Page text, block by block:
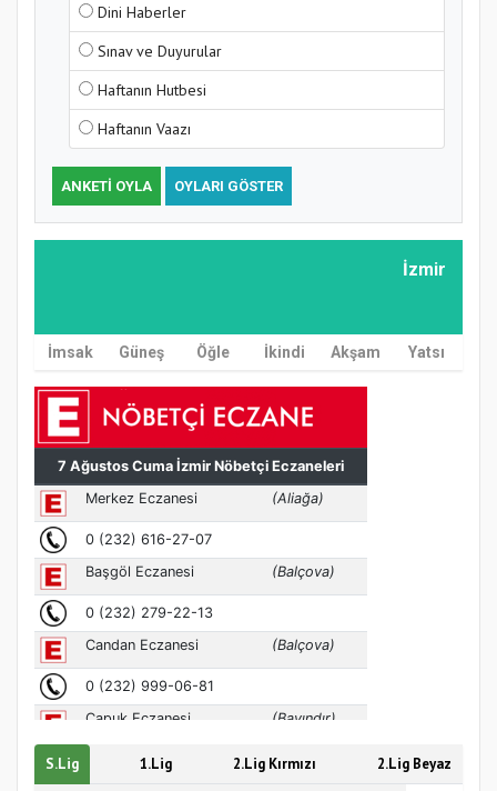
MÜFTÜ ABULSELAM ÖZDERE’YE ZİYARET
Hz. Peygamber ve Gençlik Konferansı
Dini Haberler
Sınav ve Duyurular
Haftanın Hutbesi
Haftanın Vaazı
ANKETI OYLA OYLARI GÖSTER
İzmir
İmsak Güneş Öğle İkindi Akşam Yatsı
S.Lig 1.Lig 2.Lig Kırmızı 2.Lig Beyaz